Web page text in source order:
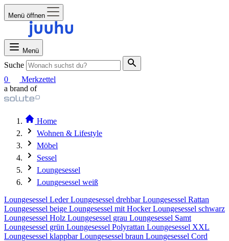
Menü öffnen
Menü
Suche
0
Merkzettel
a brand of
Home
Wohnen & Lifestyle
Möbel
Sessel
Loungesessel
Loungesessel weiß
Loungesessel LederLoungesessel drehbarLoungesessel Rattan
Loungesessel beige Loungesessel mit HockerLoungesessel schwarz
Loungesessel Holz Loungesessel grau Loungesessel Samt
Loungesessel grün Loungesessel Polyrattan Loungesessel XXL
Loungesessel klappbarLoungesessel braun Loungesessel Cord